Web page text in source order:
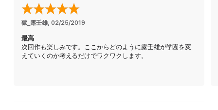
獄_露壬雄 02/25/2019
最高
次回作も楽しみです。ここからどのように露壬雄が学園を変
えていくのか考えるだけでワクワクします。